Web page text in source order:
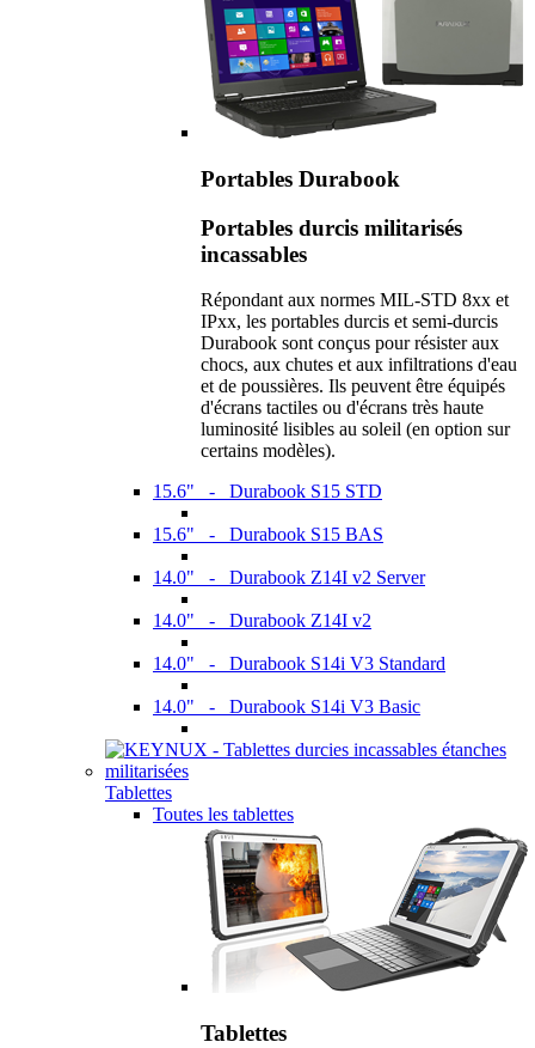
Portables Durabook
Portables durcis militarisés
incassables
Répondant aux normes MIL-STD 8xx et
IPxx, les portables durcis et semi-durcis
Durabook sont conçus pour résister aux
chocs, aux chutes et aux infiltrations d'eau
et de poussières. Ils peuvent être équipés
d'écrans tactiles ou d'écrans très haute
luminosité lisibles au soleil (en option sur
certains modèles).
15.6" - Durabook S15 STD
15.6" - Durabook S15 BAS
14.0" - Durabook Z14I v2 Server
14.0" - Durabook Z14I v2
14.0" - Durabook S14i V3 Standard
14.0" - Durabook S14i V3 Basic
Tablettes
Toutes les tablettes
Tablettes